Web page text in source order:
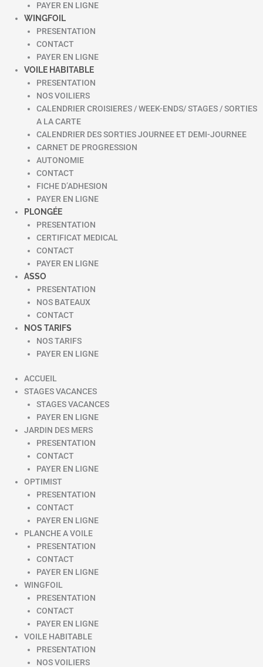
PAYER EN LIGNE
WINGFOIL
PRESENTATION
CONTACT
PAYER EN LIGNE
VOILE HABITABLE
PRESENTATION
NOS VOILIERS
CALENDRIER CROISIERES / WEEK-ENDS/ STAGES / SORTIES
A LA CARTE
CALENDRIER DES SORTIES JOURNEE ET DEMI-JOURNEE
CARNET DE PROGRESSION
AUTONOMIE
CONTACT
FICHE D’ADHESION
PAYER EN LIGNE
PLONGÉE
PRESENTATION
CERTIFICAT MEDICAL
CONTACT
PAYER EN LIGNE
ASSO
PRESENTATION
NOS BATEAUX
CONTACT
NOS TARIFS
NOS TARIFS
PAYER EN LIGNE
ACCUEIL
STAGES VACANCES
STAGES VACANCES
PAYER EN LIGNE
JARDIN DES MERS
PRESENTATION
CONTACT
PAYER EN LIGNE
OPTIMIST
PRESENTATION
CONTACT
PAYER EN LIGNE
PLANCHE A VOILE
PRESENTATION
CONTACT
PAYER EN LIGNE
WINGFOIL
PRESENTATION
CONTACT
PAYER EN LIGNE
VOILE HABITABLE
PRESENTATION
NOS VOILIERS